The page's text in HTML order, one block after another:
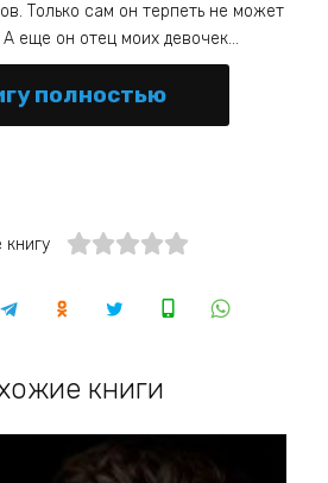
Только сам он терпеть не может
еще он отец моих девочек…
полностью
книгу
книги